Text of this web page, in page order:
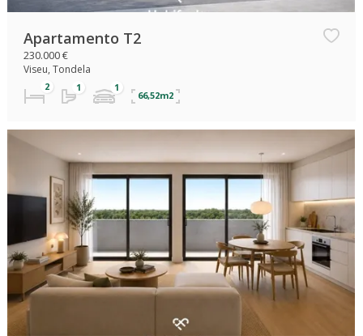
Apartamento T2
230.000 €
Viseu, Tondela
66,52m2